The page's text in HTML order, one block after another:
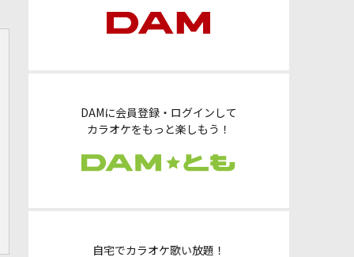
DAMに会員登録・ログインして
カラオケをもっと楽しもう！
自宅でカラオケ歌い放題！